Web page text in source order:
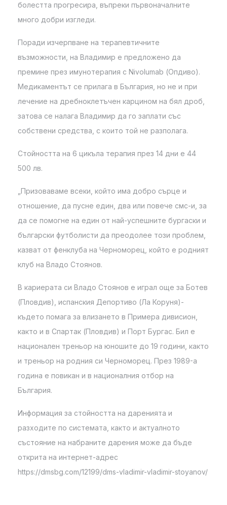
болестта прогресира, въпреки първоначалните
много добри изгледи.
Поради изчерпване на терапевтичните
възможности, на Владимир е предложено да
премине през имунотерапия с Nivolumab (Опдиво).
Медикаментът се прилага в България, но не и при
лечение на дребноклетъчен карцином на бял дроб,
затова се налага Владимир да го заплати със
собствени средства, с които той не разполага.
Стойността на 6 цикъла терапия през 14 дни е 44
500 лв.
„Призоваваме всеки, който има добро сърце и
отношение, да пусне един, два или повече смс-и, за
да се помогне на един от най-успешните бургаски и
български футболисти да преодолее този проблем,
казват от фенклуба на Черноморец, който е родният
клуб на Владо Стоянов.
В кариерата си Владо Стоянов е играл още за Ботев
(Пловдив), испанския Депортиво (Ла Коруня)-
където помага за влизането в Примера дивисион,
както и в Спартак (Пловдив) и Порт Бургас. Бил е
национален треньор на юношите до 19 години, както
и треньор на родния си Черноморец. През 1989-а
година е повикан и в националния отбор на
България.
Информация за стойността на даренията и
разходите по системата, както и актуалното
състояние на набраните дарения може да бъде
открита на интернет-адрес
https://dmsbg.com/12199/dms-vladimir-vladimir-stoyanov/